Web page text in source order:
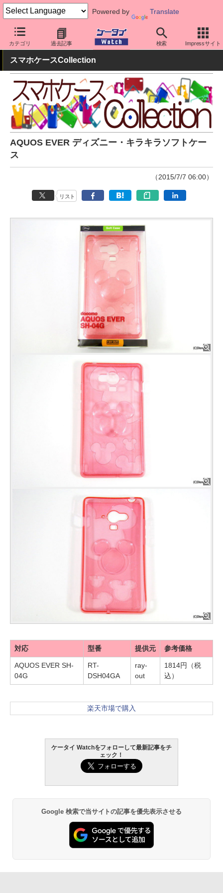
Powered by Translate
カテゴリ 過去記事 検索 Impressサイト
ケータイ Watch 周辺機器/アクセサリー スマホケース
スマホケースCollection
AQUOS EVER ディズニー・キラキラソフトケー
ス
（2015/7/7 06:00）
リスト
対応 型番 提供元 参考価格
AQUOS EVER SH-
04G
RT-
DSH04GA
ray-
out
1814円（税
込）
楽天市場で購入
ケータイ Watchをフォローして最新記事をチ
ェック！
Google 検索で当サイトの記事を優先表示させる